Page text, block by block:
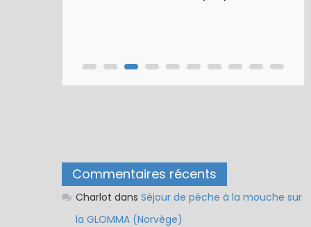
Commentaires récents
Charlot dans Séjour de pêche à la mouche sur
la GLOMMA (Norvège)